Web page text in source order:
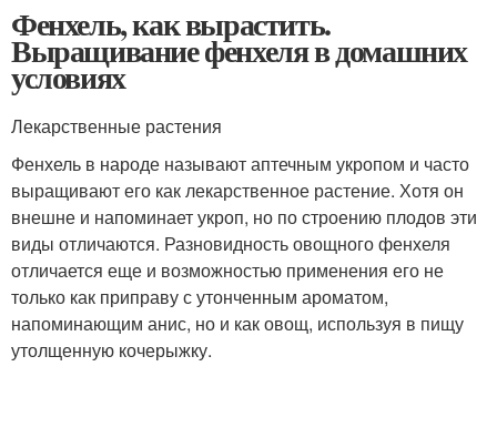
Фенхель, как вырастить.
Выращивание фенхеля в домашних
условиях
Лекарственные растения
Фенхель в народе называют аптечным укропом и часто
выращивают его как лекарственное растение. Хотя он
внешне и напоминает укроп, но по строению плодов эти
виды отличаются. Разновидность овощного фенхеля
отличается еще и возможностью применения его не
только как приправу с утонченным ароматом,
напоминающим анис, но и как овощ, используя в пищу
утолщенную кочерыжку.